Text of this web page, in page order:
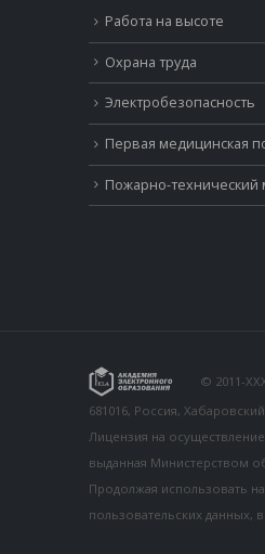
Работа на высоте
Охрана труда
Электробезопасность
Первая медицинская
Пожарно-технический
© 2011-
681016, Россия,
Лицензия на
выданная Министерством
Продолжая использовать
пользовательских данных,